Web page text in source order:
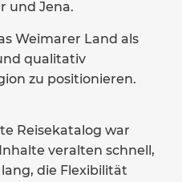
und Jena.
Weimarer Land als
qualitativ
zu positionieren.
Reisekatalog war
veralten schnell,
die Flexibilität